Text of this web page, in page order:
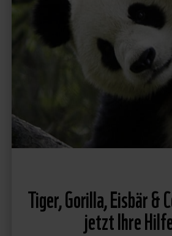
Tiger, Gorilla, Eisbär &
jetzt Ihre